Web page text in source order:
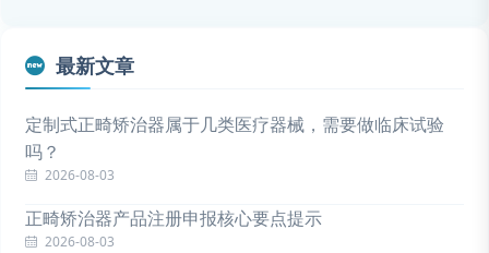
最新文章
定制式正畸矫治器属于几类医疗器械，需要做临床试验
吗？
2026-08-03
正畸矫治器产品注册申报核心要点提示
2026-08-03